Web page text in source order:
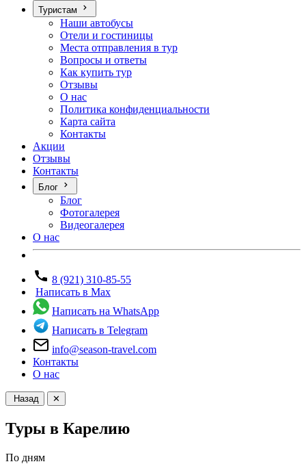
Туристам
Наши автобусы
Отели и гостиницы
Места отправления в тур
Вопросы и ответы
Как купить тур
Отзывы
О нас
Политика конфиденциальности
Карта сайта
Контакты
Акции
Отзывы
Контакты
Блог
Блог
Фотогалерея
Видеогалерея
О нас
8 (921) 310-85-55
Написать в Max
Написать на WhatsApp
Написать в Telegram
info@season-travel.com
Контакты
О нас
Назад ✕
Туры в Карелию
По дням